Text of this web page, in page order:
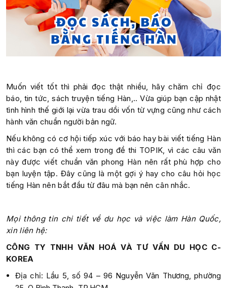
Muốn viết tốt thì phải đọc thật nhiều, hãy chăm chỉ đọc
báo, tin tức, sách truyện tiếng Hàn,.. Vừa giúp bạn cập nhật
tình hình thế giới lại vừa trau dồi vốn từ vựng cũng như cách
hành văn chuẩn người bản ngữ.
Nếu không có cơ hội tiếp xúc với báo hay bài viết tiếng Hàn
thì các bạn có thể xem trong đề thi TOPIK, vì các câu văn
này được viết chuẩn văn phong Hàn nên rất phù hợp cho
bạn luyện tập. Đây cũng là một gợi ý hay cho câu hỏi học
tiếng Hàn nên bắt đầu từ đâu mà bạn nên cân nhắc.
Mọi thông tin chi tiết về du học và việc làm Hàn Quốc,
xin liên hệ:
CÔNG TY TNHH VĂN HOÁ VÀ TƯ VẤN DU HỌC C-
KOREA
Địa chỉ: Lầu 5, số 94 – 96 Nguyễn Văn Thương, phường